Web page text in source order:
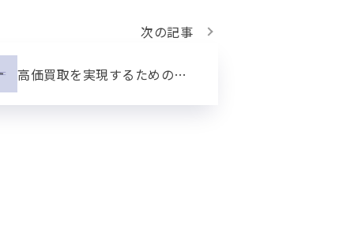
次の記事
高価買取を実現するためのコツ